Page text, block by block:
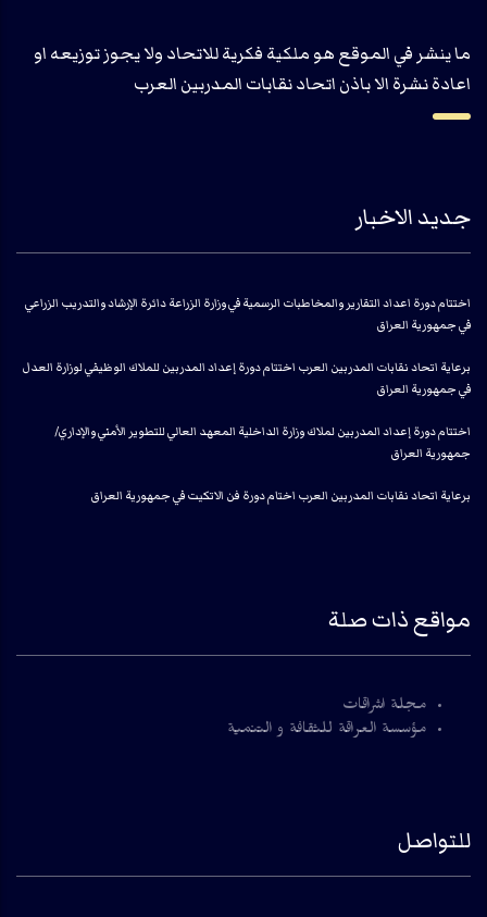
ما ينشر في الموقع هو ملكية فكرية للاتحاد ولا يجوز توزيعه او
اعادة نشرة الا باذن اتحاد نقابات المدربين العرب
جديد الاخبار
اختتام دورة اعداد التقارير والمخاطبات الرسمية في وزارة الزراعة دائرة الإرشاد والتدريب الزراعي
في جمهورية العراق
برعاية اتحاد نقابات المدربين العرب اختتام دورة إعداد المدربين للملاك الوظيفي لوزارة العدل
في جمهورية العراق
اختتام دورة إعداد المدربين لملاك وزارة الداخلية المعهد العالي للتطوير الأمني والإداري/
جمهورية العراق
برعاية اتحاد نقابات المدربين العرب اختام دورة فن الاتكيت في جمهورية العراق
مواقع ذات صلة
مجلة اشراقات
مؤسسة العراقة للثقافة و التنمية
للتواصل